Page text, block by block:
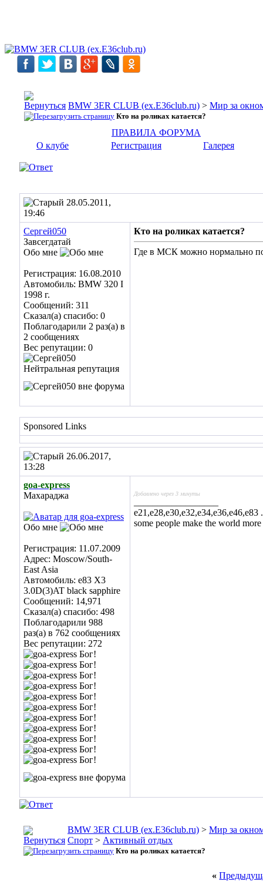
BMW 3ER CLUB (ex.E36club.ru) > Мир за
Кто на роликах катается?
ПРАВИЛА ФОРУМА
О клубе
Регистрация Галерея
28.05.2011,
19:46
Сергей050
Завсегдатай
Обо мне
Регистрация: 16.08.2010
Автомобиль: BMW 320 I
1998 г.
Сообщений: 311
Сказал(а) спасибо: 0
Поблагодарили 2 раз(а) в
2 сообщениях
Вес репутации: 0
Кто на роликах катается?
Где в МСК можно нормально
Sponsored Links
26.06.2017,
13:28
goa-express
Махараджа
Обо мне
Регистрация: 11.07.2009
Адрес: Moscow/South-
East Asia
Автомобиль: е83 Х3
3.0D(3)AT black sapphire
Сообщений: 14,971
Сказал(а) спасибо: 498
Поблагодарили 988
раз(а) в 762 сообщениях
Вес репутации: 272
Добавлено через 3 минуты
some people make the world
BMW 3ER CLUB (ex.E36club.ru) > Мир за
Спорт > Активный отдых
Кто на роликах катается?
«